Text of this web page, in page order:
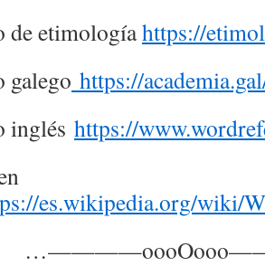
de etimologíahttps://
https://
inglés https://
es.wikipedia.org/wiki/